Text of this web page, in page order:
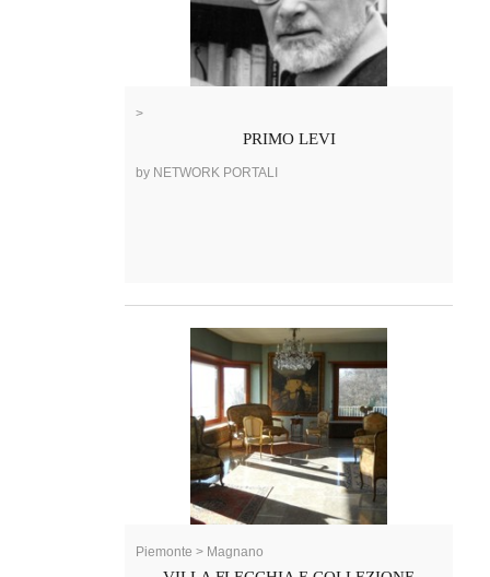
>
PRIMO LEVI
by NETWORK PORTALI
Piemonte > Magnano